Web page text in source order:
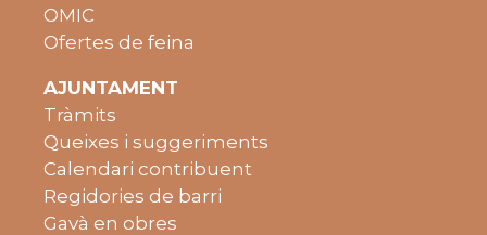
OMIC
Ofertes de feina
AJUNTAMENT
Tràmits
Queixes i suggeriments
Calendari contribuent
Regidories de barri
Gavà en obres